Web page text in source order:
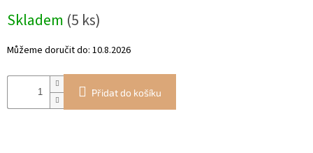
Přihlášení
cena:
Skladem (5 ks)
Můžeme doručit do: 10.8.2026
Přidat do košíku